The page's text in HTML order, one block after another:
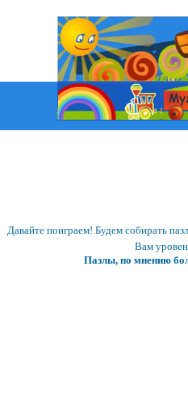
Давайте поиграем! Будем собирать
Вам
Пазлы, по мнению